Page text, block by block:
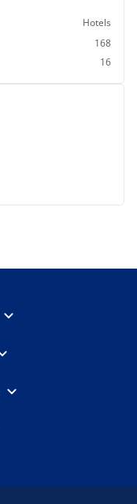
Hotels
168
16